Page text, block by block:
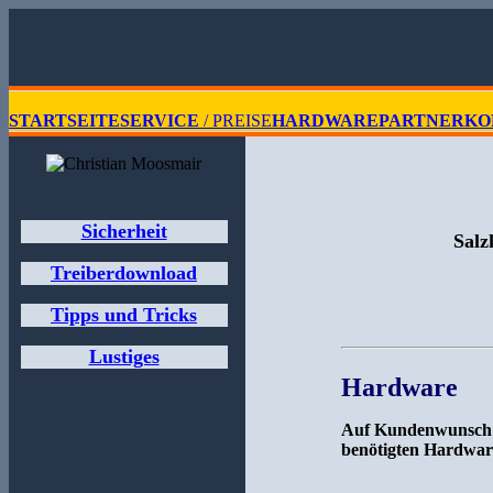
STARTSEITESERVICE / PREISEHARDWAREPARTNER
Sicherheit
Treiberdownload
Tipps und Tricks
Lustiges
Hardware
Auf
benötigten